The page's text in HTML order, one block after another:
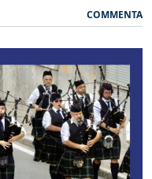
COMMENTA